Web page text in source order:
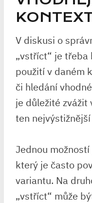
V⁢ diskusi o
„vstříct“ je třeba
použití ‍v daném
či hledání
je důležité
ten nejvýstižnější​
Jednou
který je často
variantu. Na‍
„vstříct“ ⁢může